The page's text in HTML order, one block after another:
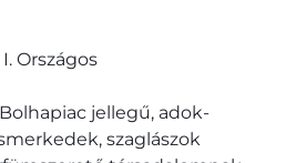
Országos
jellegű, adok-
szaglászok